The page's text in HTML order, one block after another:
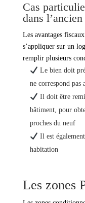
Cas
dans l’ancien
Les avantages
s’appliquer sur un
remplir plusieurs
Le bien doit
ne correspond pas
Il doit être
bâtiment, pour
proches du neuf
Il est
habitation
Les zones